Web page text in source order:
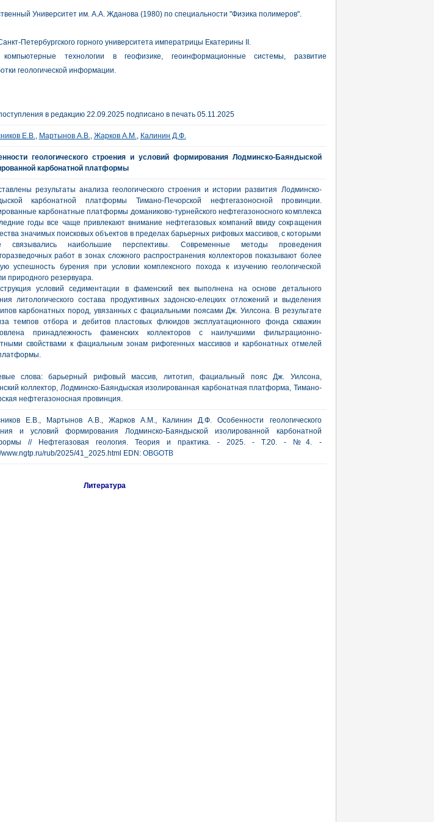
Университет им. А.А. Жданова (1980) по специальности "Физика полимеров".
Петербургского горного университета императрицы Екатерины II.
технологии в геофизике, геоинформационные системы, развитие
геологической информации.
в редакцию 22.09.2025 подписано в печать 05.11.2025
Е.В., Мартынов А.В., Жарков А.М., Калинин Д.Ф.
геологического строения и условий формирования Лодминско-Баяндыской
карбонатной платформы
результаты анализа геологического строения и истории развития Лодминско-
карбонатной платформы Тимано-Печорской нефтегазоносной провинции.
карбонатные платформы доманиково-турнейского нефтегазоносного комплекса
годы все чаще привлекают внимание нефтегазовых компаний ввиду сокращения
значимых поисковых объектов в пределах барьерных рифовых массивов, с которыми
связывались наибольшие перспективы. Современные методы проведения
работ в зонах сложного распространения коллекторов показывают более
успешность бурения при условии комплексного похода к изучению геологической
природного резервуара.
условий седиментации в фаменский век выполнена на основе детального
литологического состава продуктивных задонско-елецких отложений и выделения
карбонатных пород, увязанных с фациальными поясами Дж. Уилсона. В результате
темпов отбора и дебитов пластовых флюидов эксплуатационного фонда скважин
принадлежность фаменских коллекторов с наилучшими фильтрационно-
свойствами к фациальным зонам рифогенных массивов и карбонатных отмелей
слова: барьерный рифовый массив, литотип, фациальный пояс Дж. Уилсона,
коллектор, Лодминско-Баяндыская изолированная карбонатная платформа, Тимано-
нефтегазоносная провинция.
Е.В., Мартынов А.В., Жарков А.М., Калинин Д.Ф. Особенности геологического
и условий формирования Лодминско-Баяндыской изолированной карбонатной
// Нефтегазовая геология. Теория и практика. - 2025. - Т.20. - №4. -
www.ngtp.ru/rub/2025/41_2025.html EDN: OBGOTB
Литература